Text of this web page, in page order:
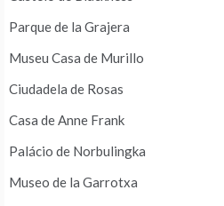
Parque de la Grajera
Museu Casa de Murillo
Ciudadela de Rosas
Casa de Anne Frank
Palácio de Norbulingka
Museo de la Garrotxa